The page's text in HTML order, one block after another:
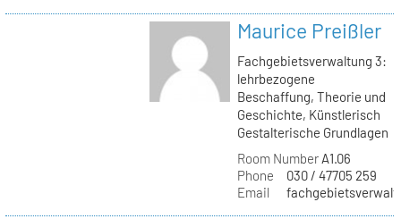
Maurice Preißler
Fachgebietsverwaltung 3:
lehrbezogene
Beschaffung, Theorie und
Geschichte, Künstlerisch
Gestalterische Grundlagen
Room NumberA1.06
Phone
030 / 47705 259
Email